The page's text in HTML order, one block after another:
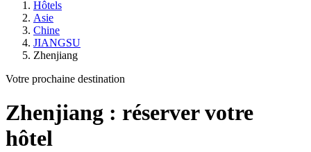
Hôtels
Asie
Chine
JIANGSU
Zhenjiang
Votre prochaine destination
Zhenjiang : réserver votre
hôtel